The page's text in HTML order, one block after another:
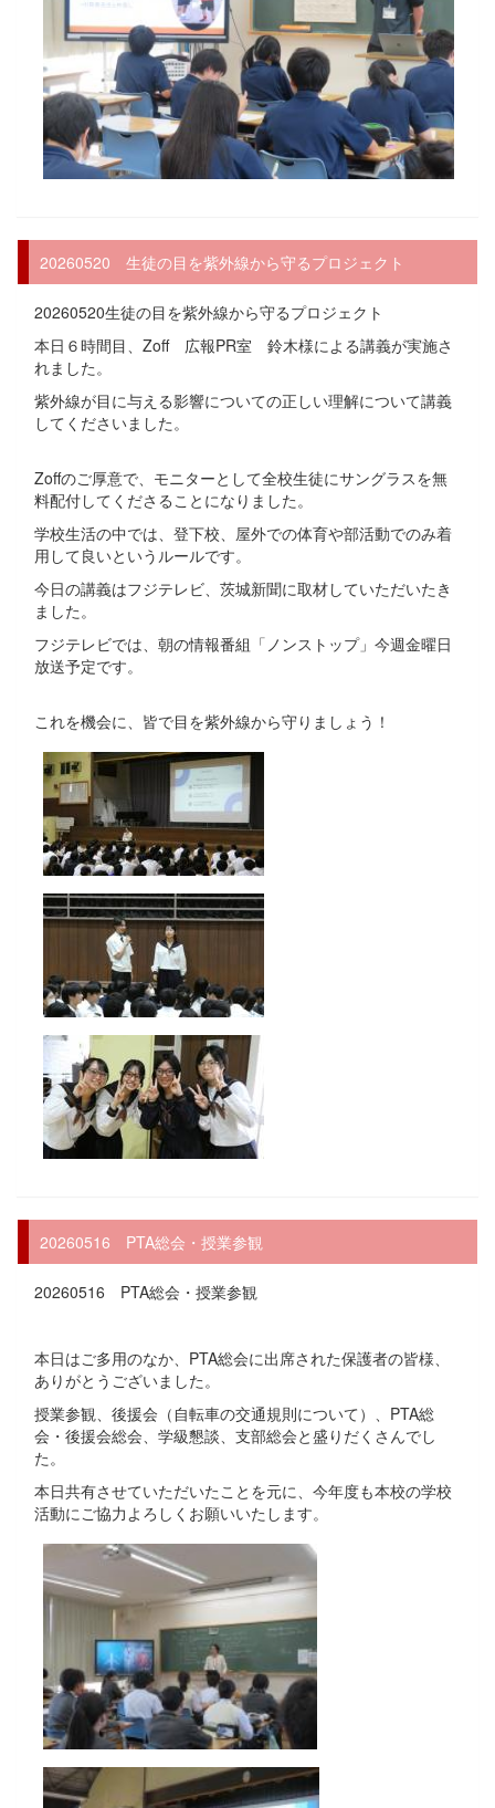
20260520 生徒の目を紫外線から守るプロジェクト
20260520生徒の目を紫外線から守るプロジェクト
本日６時間目、Zoff 広報PR室 鈴木様による講義が実施さ
れました。
紫外線が目に与える影響についての正しい理解について講義
してくださいました。
Zoffのご厚意で、モニターとして全校生徒にサングラスを無
料配付してくださることになりました。
学校生活の中では、登下校、屋外での体育や部活動でのみ着
用して良いというルールです。
今日の講義はフジテレビ、茨城新聞に取材していただいたき
ました。
フジテレビでは、朝の情報番組「ノンストップ」今週金曜日
放送予定です。
これを機会に、皆で目を紫外線から守りましょう！
20260516 PTA総会・授業参観
20260516 PTA総会・授業参観
本日はご多用のなか、PTA総会に出席された保護者の皆様、
ありがとうございました。
授業参観、後援会（自転車の交通規則について）、PTA総
会・後援会総会、学級懇談、支部総会と盛りだくさんでし
た。
本日共有させていただいたことを元に、今年度も本校の学校
活動にご協力よろしくお願いいたします。